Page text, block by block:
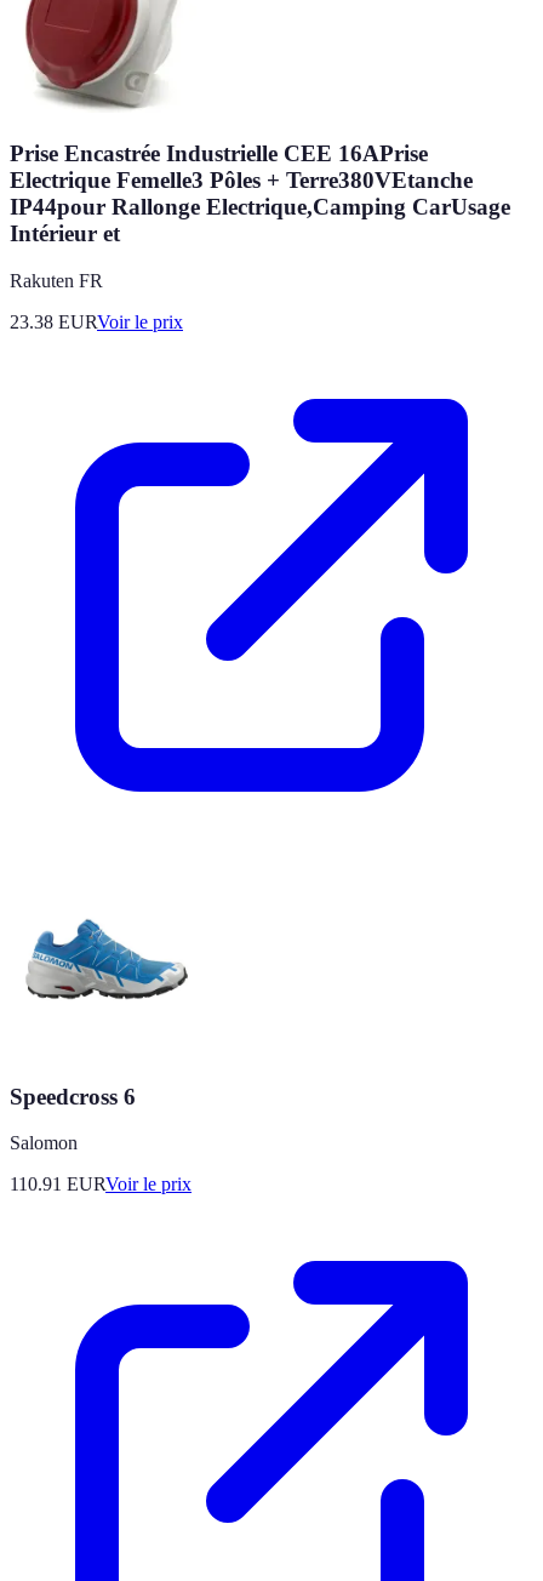
Prise Encastrée Industrielle CEE 16APrise
Electrique Femelle3 Pôles + Terre380VEtanche
IP44pour Rallonge Electrique,Camping CarUsage
Intérieur et
Rakuten FR
23.38 EURVoir le prix
Speedcross 6
Salomon
110.91 EURVoir le prix